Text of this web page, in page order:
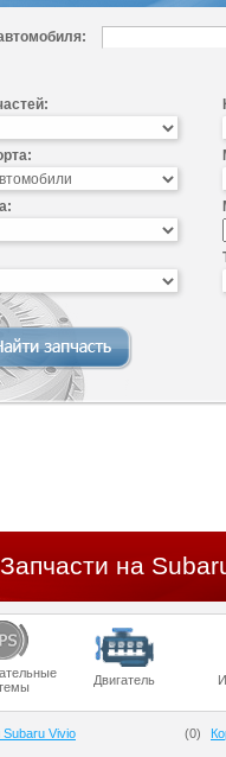
на
Двигатель
Vivio (0)